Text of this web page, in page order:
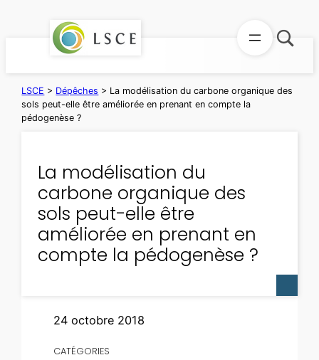
LSCE > Dépêches > La modélisation du carbone organique des
sols peut-elle être améliorée en prenant en compte la
pédogenèse ?
La modélisation du
carbone organique des
sols peut-elle être
améliorée en prenant en
compte la pédogenèse ?
24 octobre 2018
CATÉGORIES